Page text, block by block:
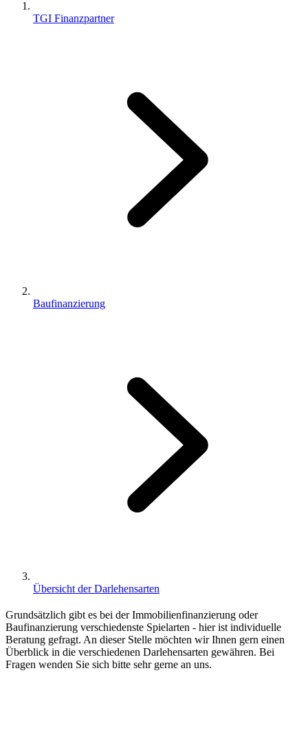
TGI Finanzpartner
Baufinanzierung
Übersicht der Darlehensarten
Grundsätzlich gibt es bei der Immobilienfinanzierung oder
Baufinanzierung verschiedenste Spielarten - hier ist individuelle
Beratung gefragt. An dieser Stelle möchten wir Ihnen gern einen
Überblick in die verschiedenen Darlehensarten gewähren. Bei
Fragen wenden Sie sich bitte sehr gerne an uns.